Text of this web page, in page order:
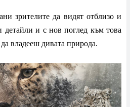
зрителите да видят отблизо и
детайли и с нов поглед към това
владееш дивата природа.